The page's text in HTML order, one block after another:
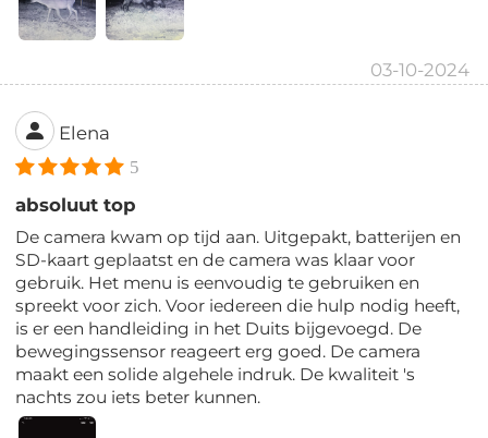
03-10-2024
Elena
5
absoluut top
De camera kwam op tijd aan. Uitgepakt, batterijen en
SD-kaart geplaatst en de camera was klaar voor
gebruik. Het menu is eenvoudig te gebruiken en
spreekt voor zich. Voor iedereen die hulp nodig heeft,
is er een handleiding in het Duits bijgevoegd. De
bewegingssensor reageert erg goed. De camera
maakt een solide algehele indruk. De kwaliteit 's
nachts zou iets beter kunnen.